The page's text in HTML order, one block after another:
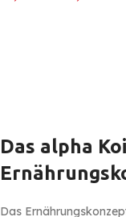
Das alpha
Das